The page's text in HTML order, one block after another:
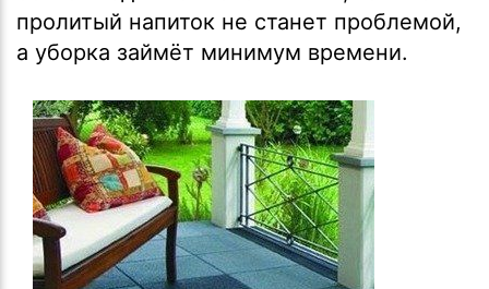
пролитый напиток не станет проблемой,
а уборка займёт минимум времени.